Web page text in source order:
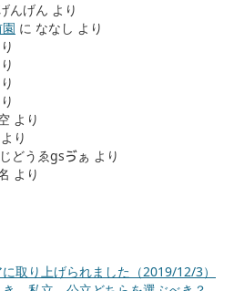
んげん より
に ななし より
より
より
どうゑgsゔぁ より
より
取り上げられました（2019/12/3）